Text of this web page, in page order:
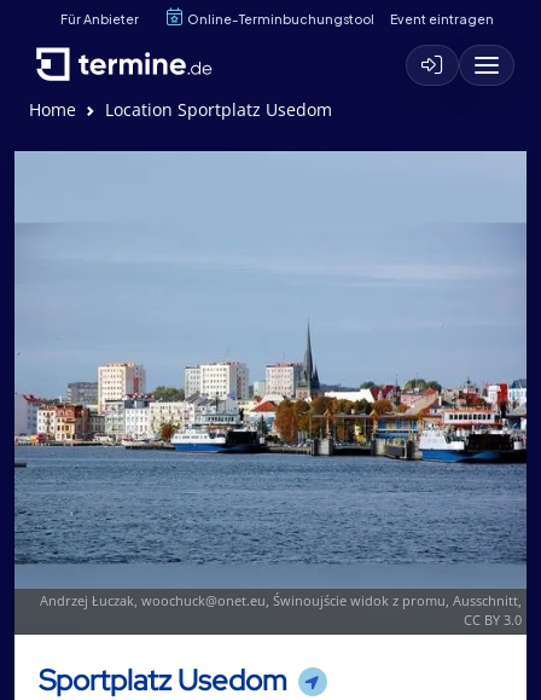
Für Anbieter Online-Terminbuchungstool Event eintragen
Home Location Sportplatz Usedom
Andrzej Łuczak, woochuck@onet.eu, Świnoujście widok z promu, Ausschnitt,
CC BY 3.0
Sportplatz Usedom